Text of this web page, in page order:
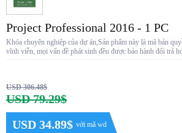
Project Professional 2016 - 1 PC
Khóa chuyên nghiệp của dự án,Sản phẩm này là mã bản
vĩnh viễn, mọi vấn đề phát sinh đều được bảo hành đổi trả
USD 306.48$
USD 79.29$
USD 34.89$ với mã wd